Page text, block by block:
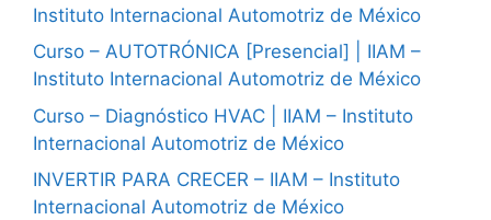
Instituto Internacional Automotriz de México
Curso – AUTOTRÓNICA [Presencial] | IIAM –
Instituto Internacional Automotriz de México
Curso – Diagnóstico HVAC | IIAM – Instituto
Internacional Automotriz de México
INVERTIR PARA CRECER – IIAM – Instituto
Internacional Automotriz de México